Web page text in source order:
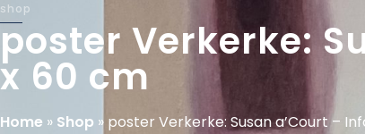
shop
poster Verkerke:
x 60 cm
Home » Shop » poster Verkerke: Susan a’Court –